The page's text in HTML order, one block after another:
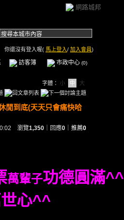
網路城邦
你還沒有登入喔( 馬上登入/ 加入會員)
訪客簿 市政中心 (0)
字體： 小 中 大
閒到底(天天只會痛快哈
瀏覽1,350 ｜回應0 推薦0
萬輩子功德圓滿^^
心^^